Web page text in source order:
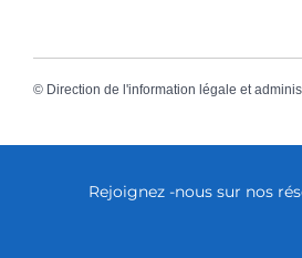
© Direction de l'information légale et
Rejoignez -nous sur nos